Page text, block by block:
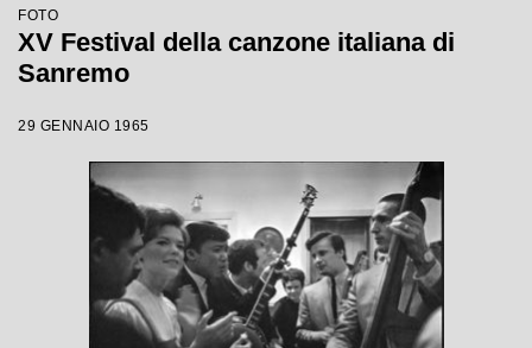
FOTO
XV Festival della canzone italiana di
Sanremo
29 GENNAIO 1965